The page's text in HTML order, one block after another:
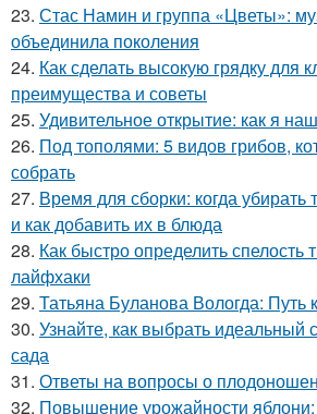
23. Стас Намин и группа «Цветы»:
объединила поколения
24. Как сделать высокую грядку для
преимущества и советы
25. Удивительное открытие: как я
26. Под тополями: 5 видов грибов,
собрать
27. Время для сборки: когда
и как добавить их в блюда
28. Как быстро определить
лайфхаки
29. Татьяна Буланова Вологда: Путь
30. Узнайте, как выбрать идеальный
сада
31. Ответы на вопросы о
32. Повышение урожайности